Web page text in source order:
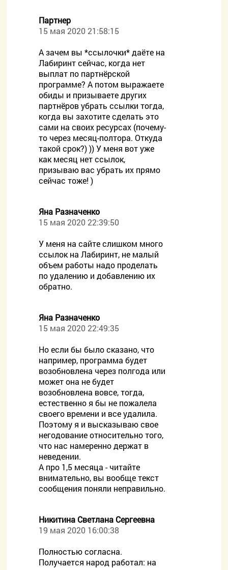
Партнер
15 мая 2020 21:58:15
А зачем вы *ссылочки* даёте на
Лабиринт сейчас, когда нет
выплат по партнёрской
программе? А потом выражаете
обиды и призываете других
партнёров убрать ссылки тогда,
когда вы захотите сделать это
сами на своих ресурсах (почему-
то через месяц-полтора. Откуда
такой срок?) )) У меня вот уже
как месяц нет ссылок,
призываю вас убрать их прямо
сейчас тоже! )
Яна Разначенко
15 мая 2020 22:39:50
У меня на сайте слишком много
ссылок на Лабиринт, не малый
объем работы надо проделать
по удалению и добавлению их
обратно.
Яна Разначенко
15 мая 2020 22:49:35
Но если бы было сказано, что
например, программа будет
возобновлена через полгода или
может она не будет
возобновлена вовсе, тогда,
естественно я бы не пожалела
своего времени и все удалила.
Поэтому я и высказываю свое
негодование относительно того,
что нас намеренно держат в
неведении.
А про 1,5 месяца - читайте
внимательно, вы вообще текст
сообщения поняли неправильно.
Никитина Светлана Сергеевна
19 мая 2020 16:00:38
Полностью согласна.
Получается народ работал: на